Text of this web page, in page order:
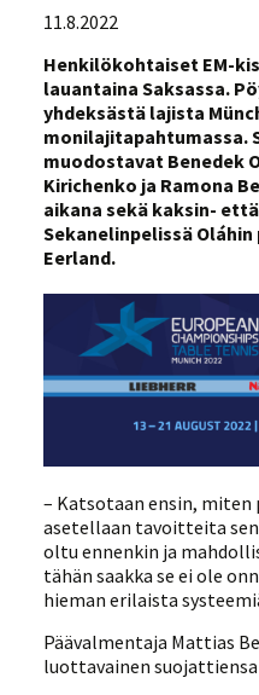
11.8.2022
Henkilökohtaiset EM-
lauantaina Saksassa.
yhdeksästä lajista
monilajitapahtumassa.
muodostavat Benedek
Kirichenko ja Ramona
aikana sekä kaksin-
Sekanelinpelissä
Eerland.
– Katsotaan ensin,
asetellaan tavoitteita
oltu ennenkin ja
tähän saakka se ei ole
hieman erilaista
Päävalmentaja Mattias
luottavainen